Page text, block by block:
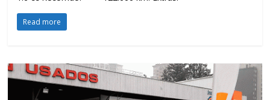
Read more